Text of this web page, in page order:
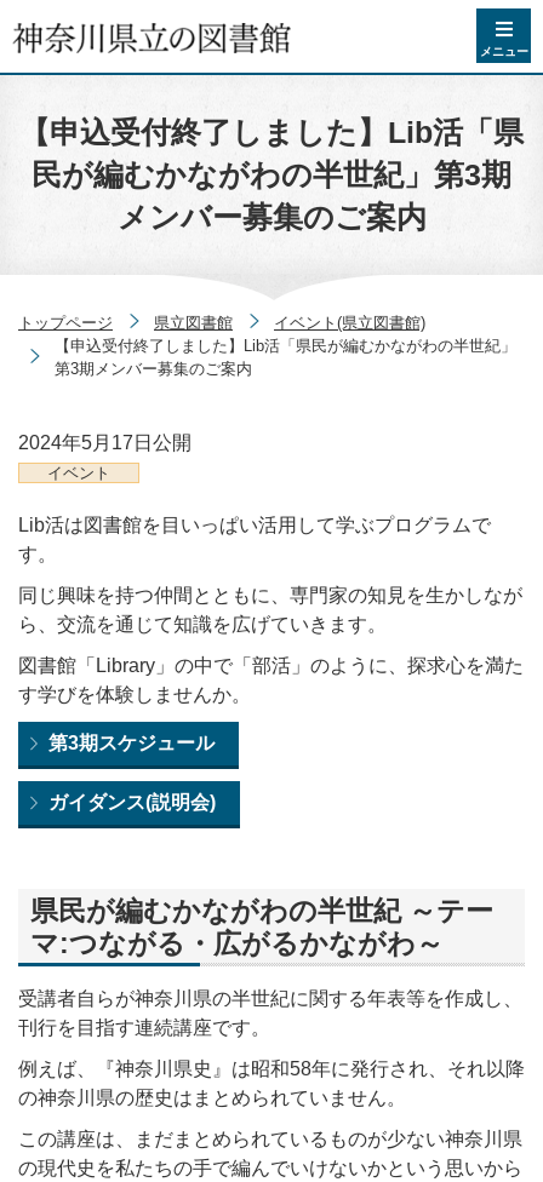
コンテンツへスキップ
メニュー
【申込受付終了しました】Lib活「県
民が編むかながわの半世紀」第3期
メンバー募集のご案内
トップページ 県立図書館
イベント(県立図書館)
【申込受付終了しました】Lib活「県民が編むかながわの半世紀」
第3期メンバー募集のご案内
2024年5月17日 公開
イベント
Lib活は図書館を目いっぱい活用して学ぶプログラムで
す。
同じ興味を持つ仲間とともに、専門家の知見を生かしなが
ら、交流を通じて知識を広げていきます。
図書館「Library」の中で「部活」のように、探求心を満た
す学びを体験しませんか。
第3期スケジュール
ガイダンス(説明会)
県民が編むかながわの半世紀 ～テー
マ:つながる・広がるかながわ～
受講者自らが神奈川県の半世紀に関する年表等を作成し、
刊行を目指す連続講座です。
例えば、『神奈川県史』は昭和58年に発行され、それ以降
の神奈川県の歴史はまとめられていません。
この講座は、まだまとめられているものが少ない神奈川県
の現代史を私たちの手で編んでいけないかという思いから